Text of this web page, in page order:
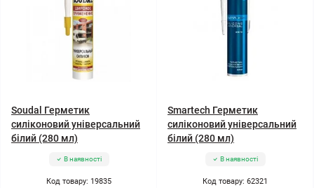
Soudal Герметик
силіконовий універсальний
білий (280 мл)
В наявності
Код товару: 19835
Smartech Герметик
силіконовий універсальний
білий (280 мл)
В наявності
Код товару: 62321